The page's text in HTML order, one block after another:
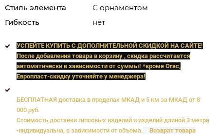
Стиль элемента
С орнаментом
Гибкость
нет
УСПЕЙТЕ КУПИТЬ C ДОПОЛНИТЕЛЬНОЙ СКИДКОЙ НА САЙТЕ!
После добавления товара в корзину , скидка рассчитается
автоматически в зависимости от суммы! *кроме Orac,
Европласт-скидку уточняйте у менеджера!
БЕСПЛАТНАЯ доставка в пределах МКАД и 5 км за МКАД от 8
000 руб.
Стоимость доставки гипсовых изделий и изделий длиной 3 метра
-индивидуальна, в зависимости от объема.
Возврат товара